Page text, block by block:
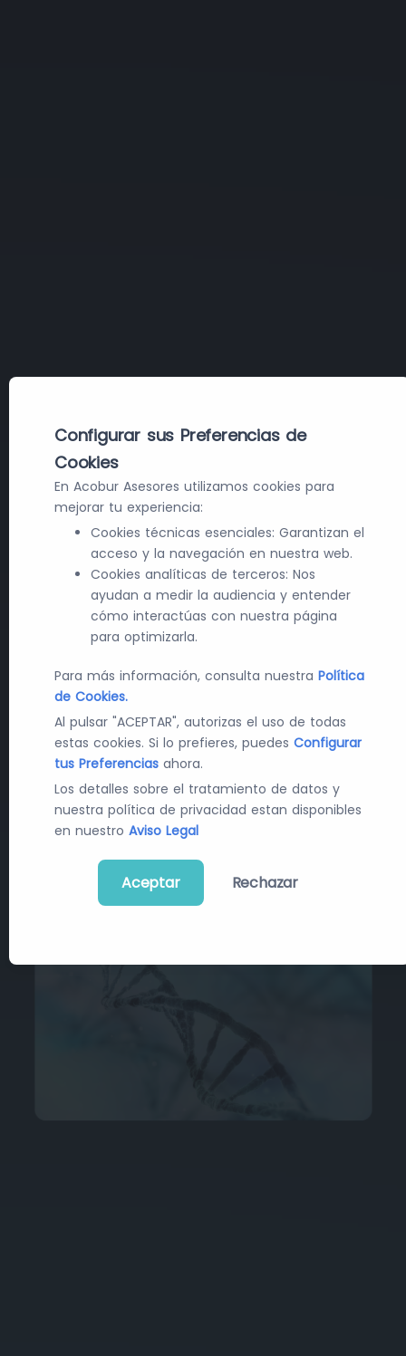
Últimas Noticias en Farma y
Tecnología
Recibe diariamente las últimas novedades y
industria farmacéutica y la tecnología sanitaria.
Configurar sus Preferencias de
Cookies
En Acobur Asesores utilizamos cookies para
mejorar tu experiencia:
Cookies técnicas esenciales: Garantizan el
acceso y la navegación en nuestra web.
Cookies analíticas de terceros: Nos
ayudan a medir la audiencia y entender
cómo interactúas con nuestra página
para optimizarla.
Para más información, consulta nuestra Política
de Cookies.
Al pulsar "ACEPTAR", autorizas el uso de todas
estas cookies. Si lo prefieres, puedes Configurar
tus Preferencias ahora.
Los detalles sobre el tratamiento de datos y
nuestra política de privacidad estan disponibles
en nuestro Aviso Legal
Aceptar Rechazar